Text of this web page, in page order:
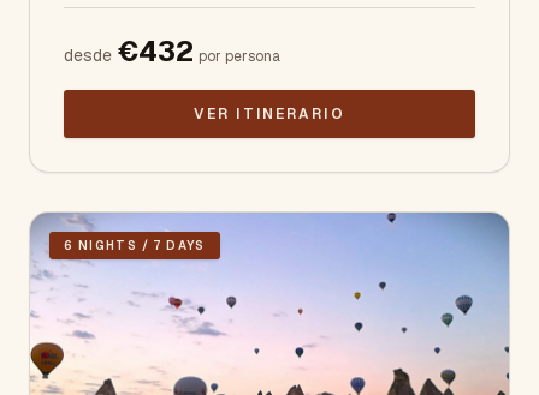
desde €432 por persona
VER ITINERARIO
6 NIGHTS / 7 DAYS